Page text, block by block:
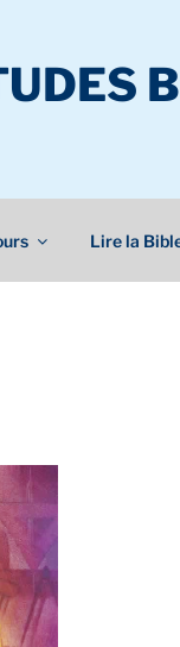
Lire la